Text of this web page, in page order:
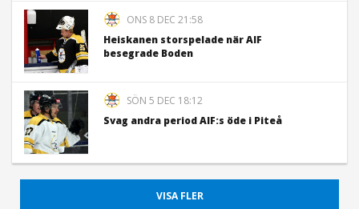
ONS 8 DEC 21:58
Heiskanen storspelade när AIF
besegrade Boden
SÖN 5 DEC 18:12
Svag andra period AIF:s öde i Piteå
VISA FLER